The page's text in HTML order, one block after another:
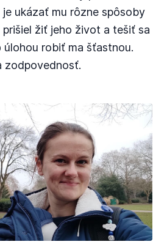
je ukázať mu rôzne spôsoby
prišiel žiť jeho život a tešiť sa
úlohou robiť ma šťastnou.
zodpovednosť.